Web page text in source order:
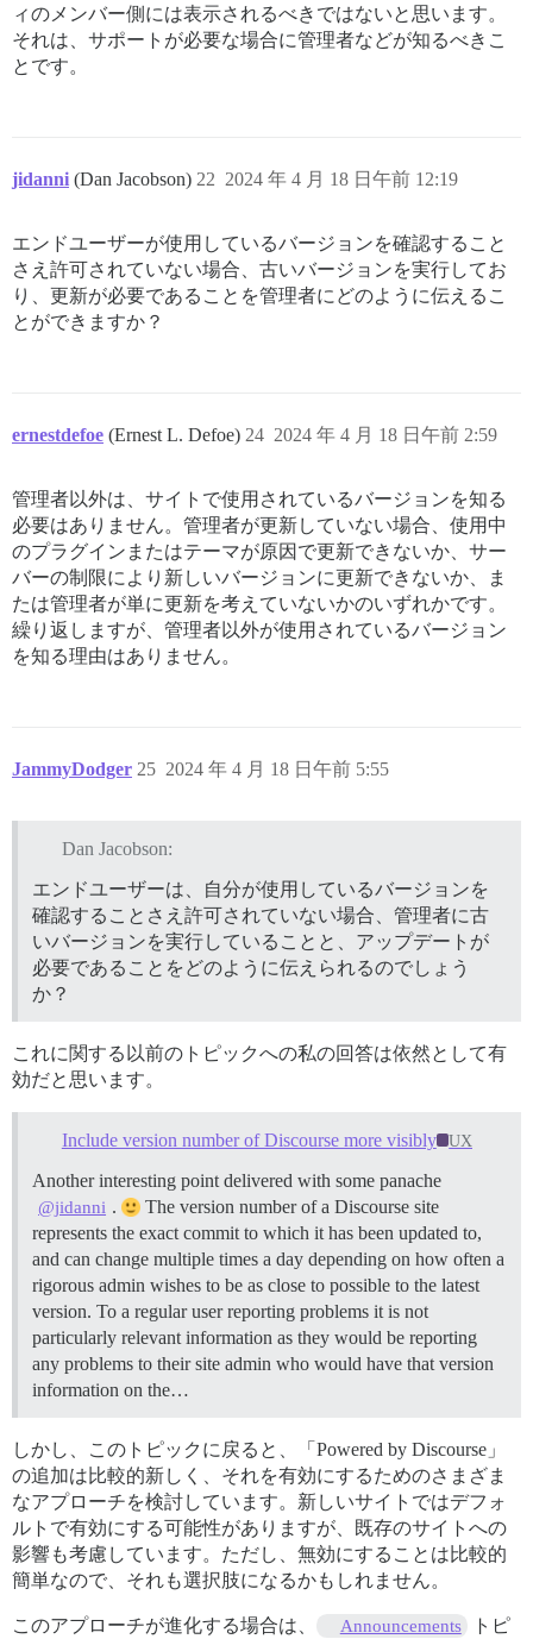
ィのメンバー側には表示されるべきではないと思います。
それは、サポートが必要な場合に管理者などが知るべきこ
とです。
jidanni (Dan Jacobson) 2024 年 4 月 18 日午前 12:19
22
エンドユーザーが使用しているバージョンを確認すること
さえ許可されていない場合、古いバージョンを実行してお
り、更新が必要であることを管理者にどのように伝えるこ
とができますか？
ernestdefoe (Ernest L. Defoe) 2024 年 4 月 18 日午前 2:59
24
管理者以外は、サイトで使用されているバージョンを知る
必要はありません。管理者が更新していない場合、使用中
のプラグインまたはテーマが原因で更新できないか、サー
バーの制限により新しいバージョンに更新できないか、ま
たは管理者が単に更新を考えていないかのいずれかです。
繰り返しますが、管理者以外が使用されているバージョン
を知る理由はありません。
JammyDodger 2024 年 4 月 18 日午前 5:55
25
Dan Jacobson:
エンドユーザーは、自分が使用しているバージョンを
確認することさえ許可されていない場合、管理者に古
いバージョンを実行していることと、アップデートが
必要であることをどのように伝えられるのでしょう
か？
これに関する以前のトピックへの私の回答は依然として有
効だと思います。
Include version number of Discourse more visibly UX
Another interesting point delivered with some panache
@jidanni .
The version number of a Discourse site
represents the exact commit to which it has been updated to,
and can change multiple times a day depending on how often a
rigorous admin wishes to be as close to possible to the latest
version. To a regular user reporting problems it is not
particularly relevant information as they would be reporting
any problems to their site admin who would have that version
information on the…
しかし、このトピックに戻ると、「Powered by Discourse」
の追加は比較的新しく、それを有効にするためのさまざま
なアプローチを検討しています。新しいサイトではデフォ
ルトで有効にする可能性がありますが、既存のサイトへの
影響も考慮しています。ただし、無効にすることは比較的
簡単なので、それも選択肢になるかもしれません。
このアプローチが進化する場合は、 Announcements トピ